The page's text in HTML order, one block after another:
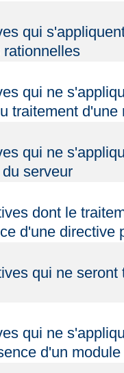
qui
qui ne
traitement d'une
qui ne
serveur
dont le
d'une directive
qui ne
qui ne
d'un